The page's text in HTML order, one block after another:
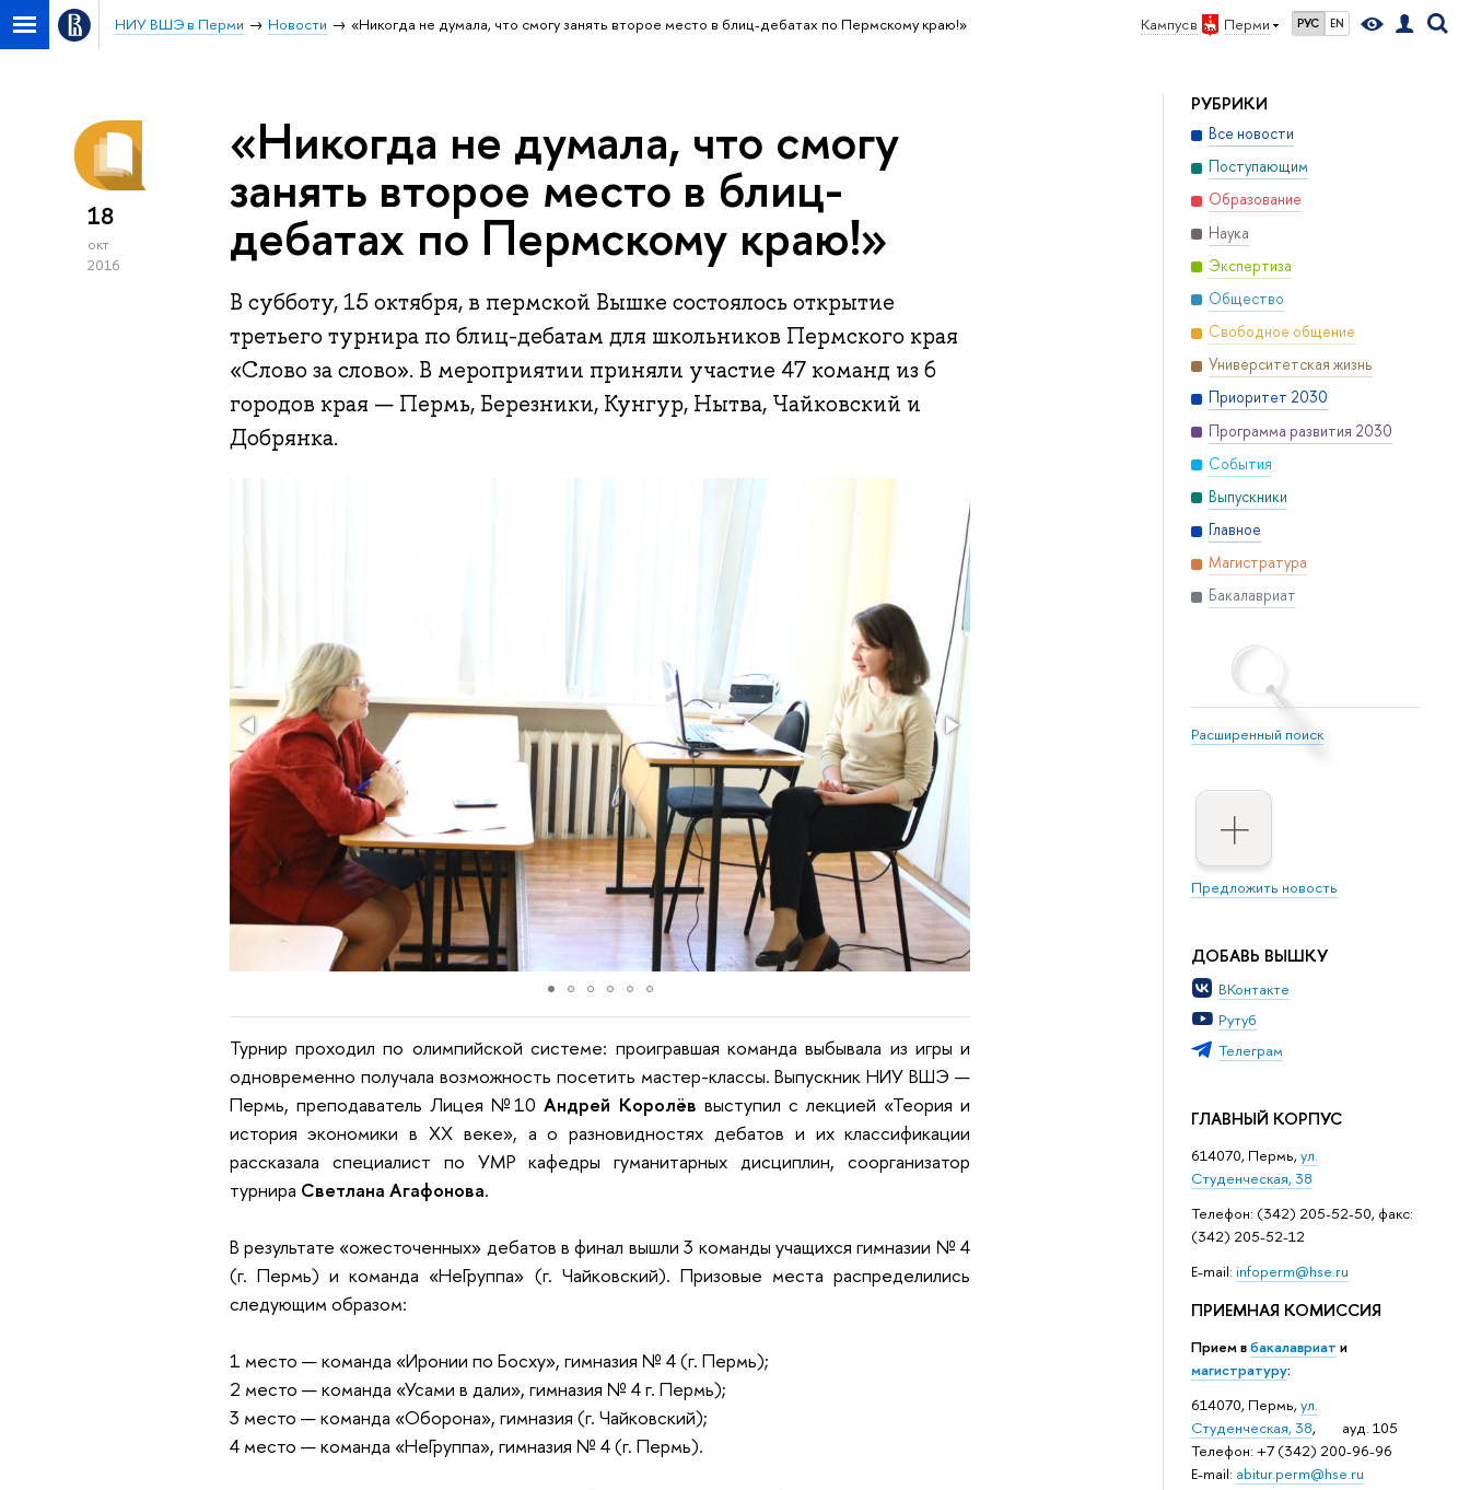
Кампус в Перми РУС EN
НИУ ВШЭ в Перми Новости «Никогда не думала, что смогу занять второе место в блиц-дебатах по Пермскому краю!»
РУБРИКИ
Все новости
Поступающим
Образование
Наука
Экспертиза
Общество
Свободное общение
Университетская жизнь
Приоритет 2030
Программа развития 2030
События
Выпускники
Главное
Магистратура
Бакалавриат
Расширенный поиск
Предложить новость
ДОБАВЬ ВЫШКУ
ВКонтакте
Рутуб
Телеграм
ГЛАВНЫЙ КОРПУС
614070, Пермь,ул.
Студенческая, 38
Телефон: (342) 205-52-50, факс:
(342) 205-52-12
Е-mail: infoperm@hse.ru
ПРИЕМНАЯ КОМИССИЯ
Прием вбакалавриат и
магистратуру:
614070, Пермь,ул.
Студенческая, 38, ауд. 105
Телефон: +7 (342) 200-96-96
E-mail: abitur.perm@hse.ru
18
окт
2016
«Никогда не думала, что смогу
занять второе место в блиц-
дебатах по Пермскому краю!»
В субботу, 15 октября, в пермской Вышке состоялось открытие
третьего турнира по блиц-дебатам для школьников Пермского края
«Слово за слово». В мероприятии приняли участие 47 команд из 6
городов края — Пермь, Березники, Кунгур, Нытва, Чайковский и
Добрянка.
Турнир проходил по олимпийской системе: проигравшая команда выбывала из игры и
одновременно получала возможность посетить мастер-классы. Выпускник НИУ ВШЭ —
Пермь, преподаватель Лицея №10Андрей Королёв выступил с лекцией «Теория и
история экономики в XX веке», а о разновидностях дебатов и их классификации
рассказала специалист по УМР кафедры гуманитарных дисциплин, соорганизатор
турнира Светлана Агафонова.
В результате «ожесточенных» дебатов в финал вышли 3 команды учащихся гимназии № 4
(г. Пермь) и команда «НеГруппа» (г. Чайковский). Призовые места распределились
следующим образом:
1 место — команда «Иронии по Босху», гимназия № 4 (г. Пермь);
2 место — команда «Усами в дали», гимназия № 4 г. Пермь);
3 место — команда «Оборона», гимназия (г. Чайковский);
4 место — команда «НеГруппа», гимназия № 4 (г. Пермь).